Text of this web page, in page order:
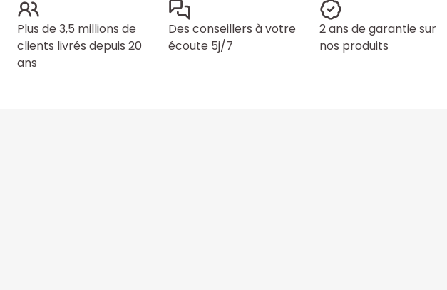
Plus de 3,5 millions de
clients livrés depuis 20
ans
Des conseillers à votre
écoute 5j/7
2 ans de garantie sur
nos produits